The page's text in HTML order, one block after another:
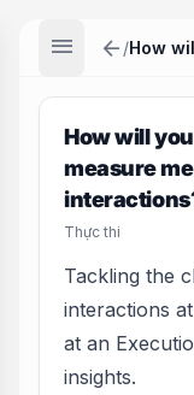
menu arrow_back /
How will
measure
Thực thi
Tackling the
interactions
at an
insights.